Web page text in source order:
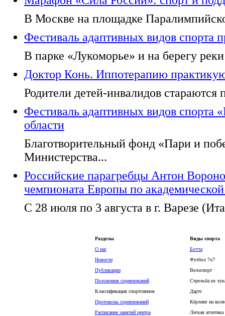
В Москве на площадке
Фестиваль адаптивных видов спорта
В парке «Лукоморье» и на берегу
Доктор Конь. Иппотерапию
Родители детей-инвалидов
Фестиваль адаптивных видов
области
Благотворительный фонд «Пари и
Министерства...
Российские парагребцы Антон
чемпионата Европы по академической
С 28 июля по 3 августа в г. Варезе
Разделы
О нас
Новости
Публикации
Положения соревнований
Классификация спортсменов
Протоколы соревнований
Расписание занятий центра
Виды спорта
Бочча
Футбол 7х7
Велоспорт
Стрельба из
Дартс
Кёрлинг на
Легкая атлетика